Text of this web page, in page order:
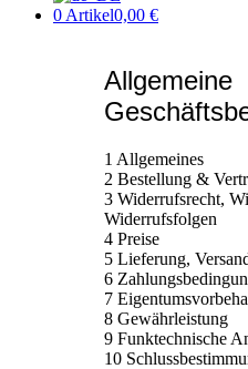
0 Artikel0,00 €
Allgemeine
1 Allgemeines
2 Bestellung &
3 Widerrufsrecht,
Widerrufsfolgen
4 Preise
5 Lieferung,
6
7
8 Gewährleistung
9 Funktechnische
10